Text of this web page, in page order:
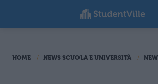
HOME NEWS SCUOLA E UNIVERSITÀ